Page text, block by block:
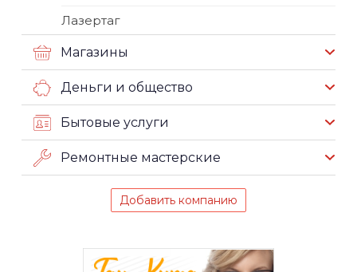
Лазертаг
Магазины
Деньги и общество
Бытовые услуги
Ремонтные мастерские
Добавить компанию